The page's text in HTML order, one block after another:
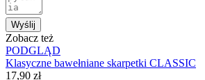
Wyślij
Zobacz też
PODGLĄD
Klasyczne bawełniane skarpetki CLASSIC
17,90 zł